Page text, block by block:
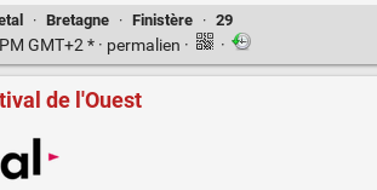
· Bretagne · Finistère · 29
GMT+2 * · permalien · ·
de l'Ouest